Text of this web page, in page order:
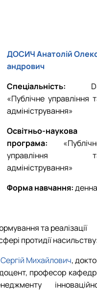
ДОСИЧ Анатолій
андрович
Спеціальність: D
«Публічне управління
адміністрування»
Освітньо-наукова
програма: «
управління
адміністрування»
Форма навчання:денна
та реалізації
протидії насильству
Михайлович,
професор